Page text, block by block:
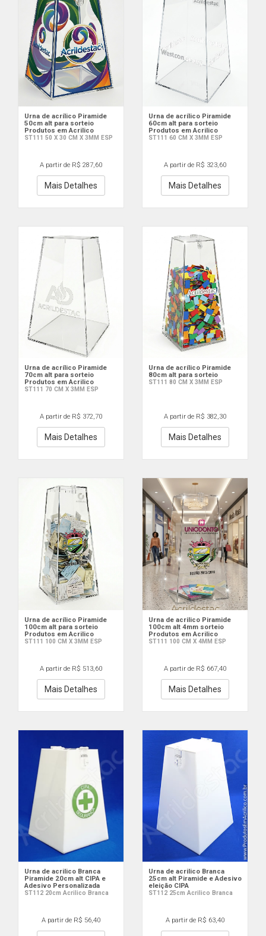
Urna de acrílico Piramide
50cm alt para sorteio
Produtos em Acrilico
ST111 50 X 30 CM X 3MM ESP
A partir de R$ 287,60
Mais Detalhes
Urna de acrílico Piramide
60cm alt para sorteio
Produtos em Acrilico
ST111 60 CM X 3MM ESP
A partir de R$ 323,60
Mais Detalhes
Urna de acrílico Piramide
70cm alt para sorteio
Produtos em Acrilico
ST111 70 CM X 3MM ESP
A partir de R$ 372,70
Mais Detalhes
Urna de acrílico Piramide
80cm alt para sorteio
ST111 80 CM X 3MM ESP
A partir de R$ 382,30
Mais Detalhes
Urna de acrílico Piramide
100cm alt para sorteio
Produtos em Acrilico
ST111 100 CM X 3MM ESP
A partir de R$ 513,60
Mais Detalhes
Urna de acrilico Piramide
100cm alt 4mm sorteio
Produtos em Acrilico
ST111 100 CM X 4MM ESP
A partir de R$ 667,40
Mais Detalhes
Urna de acrilico Branca
Piramide 20cm alt CIPA e
Adesivo Personalizada
ST112 20cm Acrilico Branca
A partir de R$ 56,40
Urna de acrilico Branca
25cm alt Piramide e Adesivo
eleição CIPA
ST112 25cm Acrilico Branca
A partir de R$ 63,40